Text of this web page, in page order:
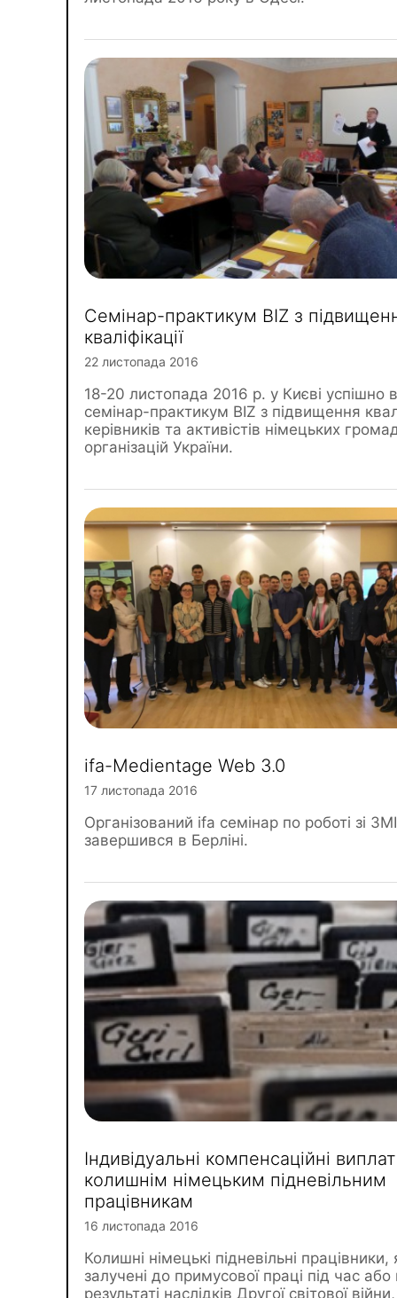
Семінар-практикум BIZ з
кваліфікації
22 листопада 2016
18-20 листопада 2016 р. у Києві успішно
семінар-практикум BIZ з підвищення
керівників та активістів німецьких
організацій України.
ifa-Medientage Web 3.0
17 листопада 2016
Організований ifa семінар по роботі зі
завершився в Берліні.
Індивідуальні компенсаційні
колишнім німецьким підневільним
працівникам
16 листопада 2016
Колишні німецькі підневільні працівники,
залучені до примусової праці під час або
результаті наслідків Другої світової